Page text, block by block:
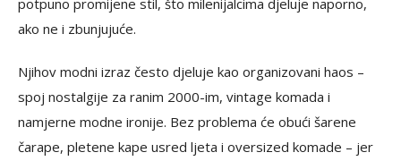
ako ne i zbunjujuće.
Njihov modni izraz često djeluje kao organizovani haos –
spoj nostalgije za ranim 2000-im, vintage komada i
namjerne modne ironije. Bez problema će obući šarene
čarape, pletene kape usred ljeta i oversized komade – jer